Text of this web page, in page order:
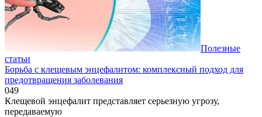
Полезные
статьи
Борьба с клещевым энцефалитом: комплексный подход для
предотвращения заболевания
049
Клещевой энцефалит представляет серьезную угрозу,
передаваемую